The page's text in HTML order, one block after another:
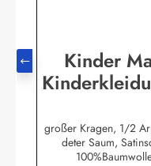
Kinder
großer Kragen, 1/2
deter Saum,